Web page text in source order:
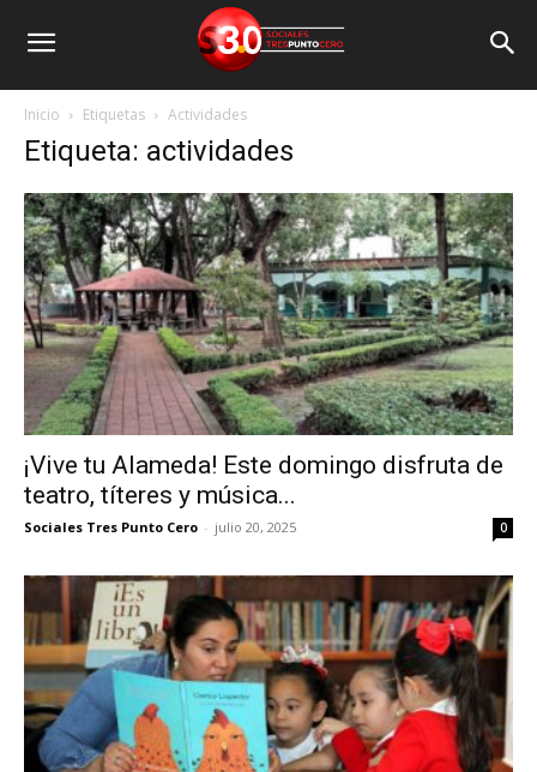
Inicio Etiquetas Actividades
Etiqueta: actividades
¡Vive tu Alameda! Este domingo disfruta de
teatro, títeres y música...
Sociales Tres Punto Cero - julio 20, 2025 0